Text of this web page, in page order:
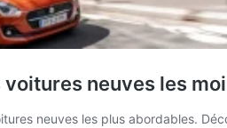
voitures neuves les
neuves les plus abordables.